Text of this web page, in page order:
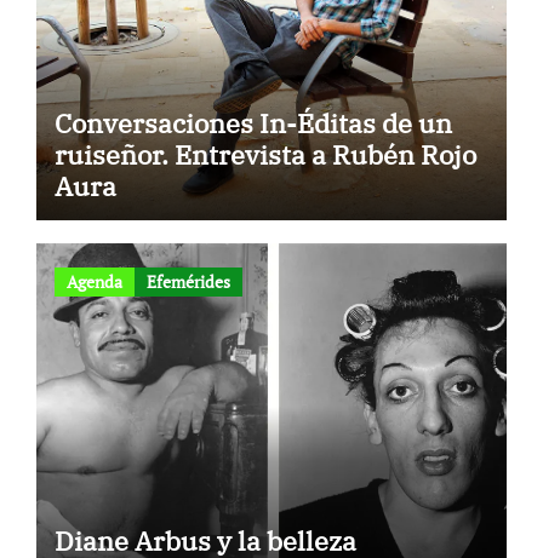
Conversaciones In-Éditas de un
ruiseñor. Entrevista a Rubén Rojo
Aura
Agenda Efemérides
Diane Arbus y la belleza